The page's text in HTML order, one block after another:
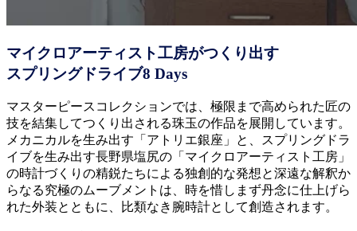
マイクロアーティスト工房がつくり出す
スプリングドライブ8 Days
マスターピースコレクションでは、極限まで高められた匠の
技を結集してつくり出される珠玉の作品を展開しています。
メカニカルを生み出す「アトリエ銀座」と、スプリングドラ
イブを生み出す長野県塩尻の「マイクロアーティスト工房」
の時計づくりの精鋭たちによる独創的な発想と深遠な解釈か
らなる究極のムーブメントは、時を惜しまず丹念に仕上げら
れた外装とともに、比類なき腕時計として創造されます。